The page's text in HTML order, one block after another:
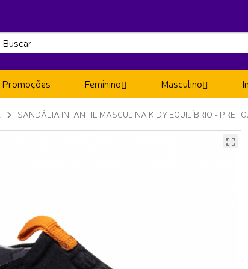
Promoções Feminino Masculino
SANDÁLIA INFANTIL MASCULINA KIDY EQUILÍBRIO -